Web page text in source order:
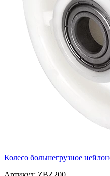
Колесо большегрузное